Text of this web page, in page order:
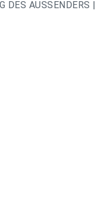
DES AUSSENDERS |